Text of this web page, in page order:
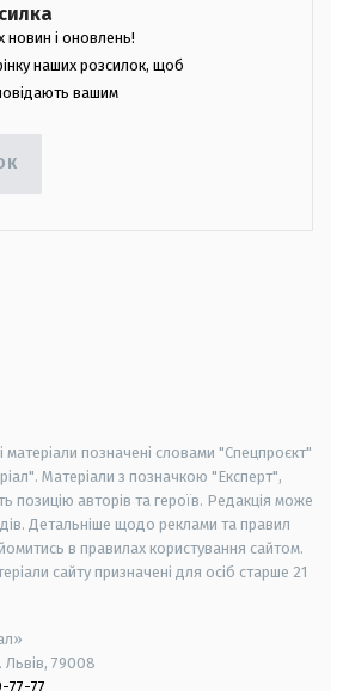
новин і оновлень!
наших розсилок, щоб
вашим
матеріали позначені словами "Спецпроєкт"
Матеріали з позначкою "Експерт",
позицію авторів та героїв. Редакція може
Детальніше щодо реклами та правил
в правилах користування сайтом.
сайту призначені для осіб старше 21
Львів, 79008
77-77